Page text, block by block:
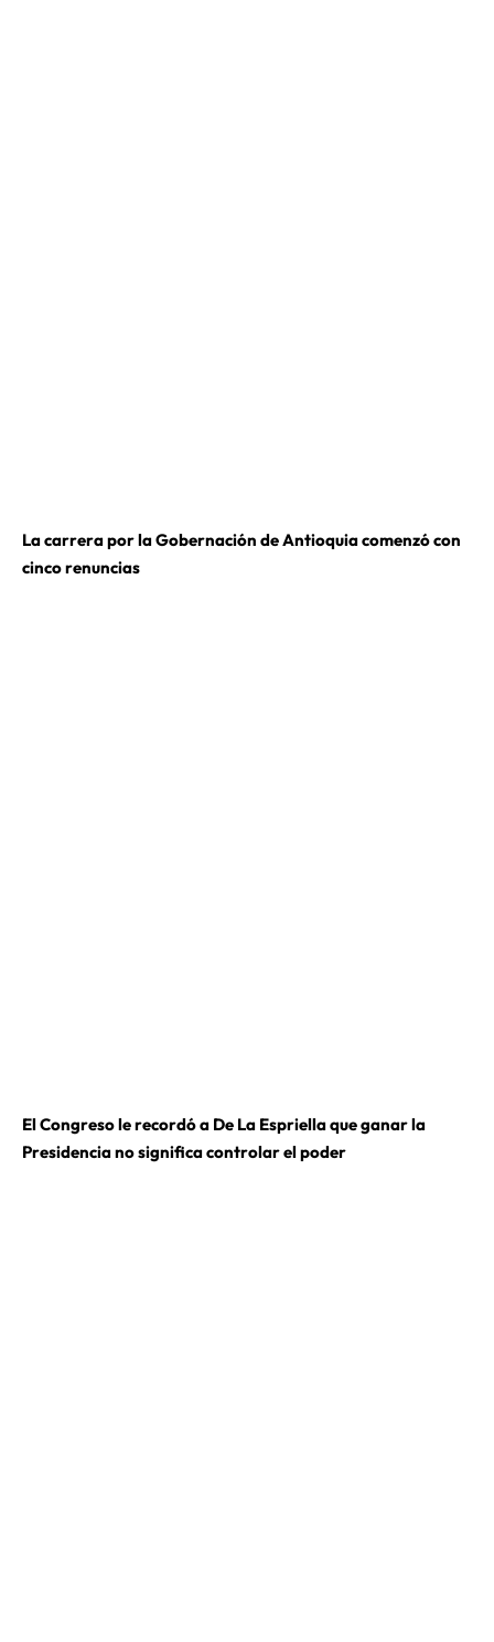
La carrera por la Gobernación de Antioquia comenzó con
cinco renuncias
El Congreso le recordó a De La Espriella que ganar la
Presidencia no significa controlar el poder